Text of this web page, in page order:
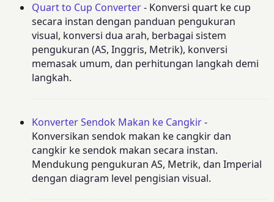
Quart to Cup Converter- Konversi quart ke cup
secara instan dengan panduan pengukuran
visual, konversi dua arah, berbagai sistem
pengukuran (AS, Inggris, Metrik), konversi
memasak umum, dan perhitungan langkah demi
langkah.
Konverter Sendok Makan ke Cangkir-
Konversikan sendok makan ke cangkir dan
cangkir ke sendok makan secara instan.
Mendukung pengukuran AS, Metrik, dan Imperial
dengan diagram level pengisian visual.